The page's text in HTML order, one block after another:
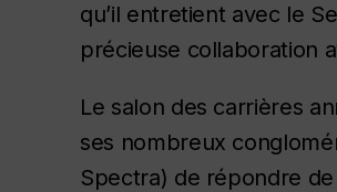
qu’il entretient avec le
précieuse collaboration
Le salon des carrières
ses nombreux
Spectra) de répondre